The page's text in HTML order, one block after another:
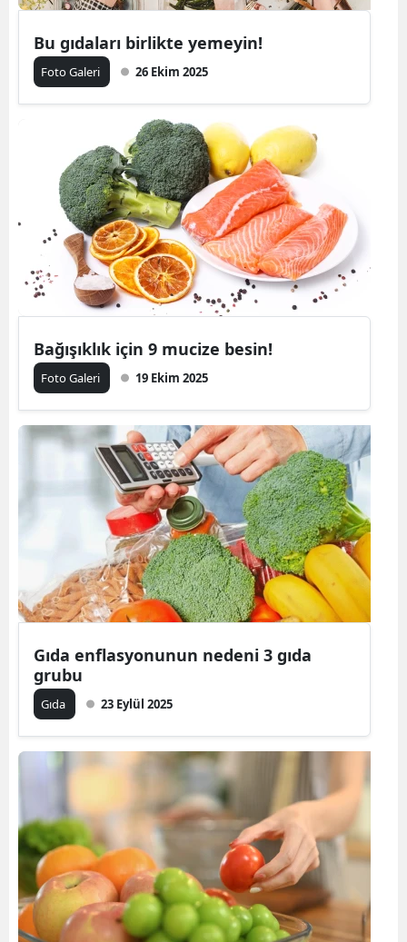
Bu gıdaları birlikte yemeyin!
Foto Galeri 26 Ekim 2025
Bağışıklık için 9 mucize besin!
Foto Galeri 19 Ekim 2025
Gıda enflasyonunun nedeni 3 gıda
grubu
Gıda 23 Eylül 2025